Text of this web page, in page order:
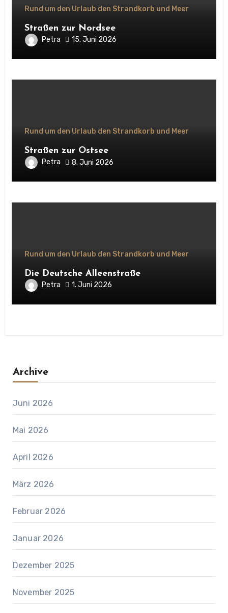
Rund um den Urlaub den Strandkorb und Meer
Straßen zur Nordsee
Petra 15. Juni 2026
Rund um den Urlaub den Strandkorb und Meer
Straßen zur Ostsee
Petra 8. Juni 2026
Rund um den Urlaub den Strandkorb und Meer
Die Deutsche Alleenstraße
Petra 1. Juni 2026
Archive
Juni 2026
Mai 2026
April 2026
März 2026
Februar 2026
Januar 2026
Dezember 2025
November 2025